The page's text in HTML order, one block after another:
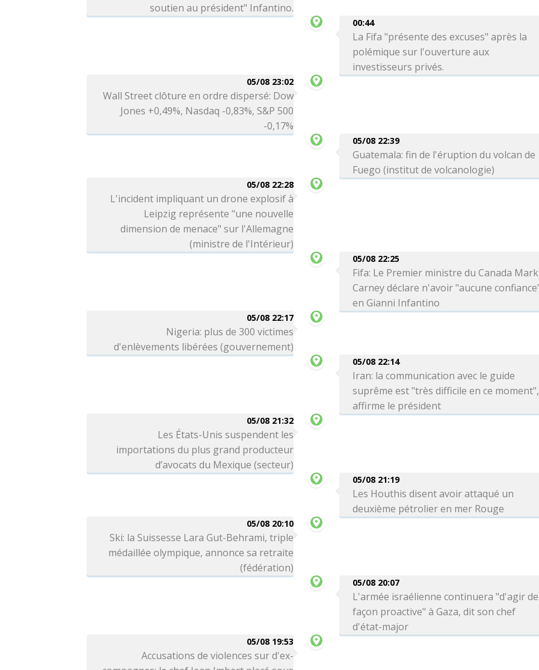
soutien au président" Infantino.
00:44
La Fifa "présente des excuses" après la
polémique sur l'ouverture aux
investisseurs privés.
05/08 23:02
Wall Street clôture en ordre dispersé: Dow
Jones +0,49%, Nasdaq -0,83%, S&P 500
-0,17%
05/08 22:39
Guatemala: fin de l'éruption du volcan de
Fuego (institut de volcanologie)
05/08 22:28
L'incident impliquant un drone explosif à
Leipzig représente "une nouvelle
dimension de menace" sur l'Allemagne
(ministre de l'Intérieur)
05/08 22:25
Fifa: Le Premier ministre du Canada Mark
Carney déclare n'avoir "aucune
en Gianni Infantino
05/08 22:17
Nigeria: plus de 300 victimes
d'enlèvements libérées (gouvernement)
05/08 22:14
Iran: la communication avec le guide
suprême est "très difficile en ce moment",
affirme le président
05/08 21:32
Les États-Unis suspendent les
importations du plus grand producteur
d’avocats du Mexique (secteur)
05/08 21:19
Les Houthis disent avoir attaqué un
deuxième pétrolier en mer Rouge
05/08 20:10
Ski: la Suissesse Lara Gut-Behrami, triple
médaillée olympique, annonce sa retraite
(fédération)
05/08 20:07
L'armée israélienne continuera "d'agir de
façon proactive" à Gaza, dit son chef
d'état-major
05/08 19:53
Accusations de violences sur d'ex-